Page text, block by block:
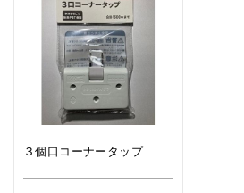
３個口コーナータップ